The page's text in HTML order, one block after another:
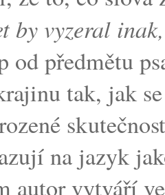
by vyzeral
od předmětu
tak, jak
na jazyk
autor vytváří